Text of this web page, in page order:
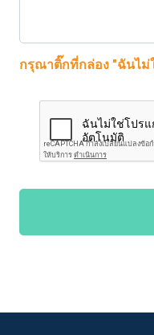
กรุณาติ๊กที่กล่อง "ฉันไ